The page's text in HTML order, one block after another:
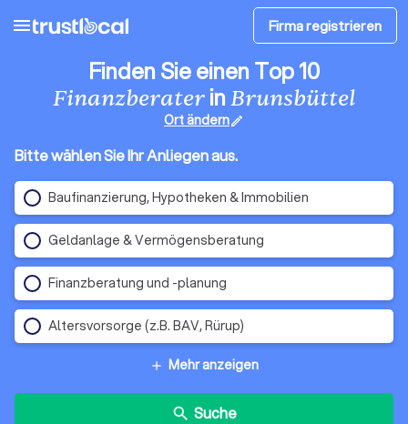
menu Firma registrieren
Finden Sie einen Top 10
FinanzberaterinBrunsbüttel
Ort ändernedit
Bitte wählen Sie Ihr Anliegen aus.
Baufinanzierung, Hypotheken & Immobilien
Geldanlage & Vermögensberatung
Finanzberatung und -planung
Altersvorsorge (z.B. BAV, Rürup)
add Mehr anzeigen
search Suche